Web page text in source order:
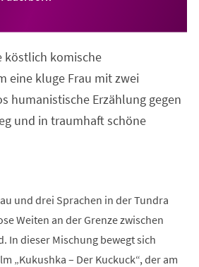
köstlich komische
eine kluge Frau mit zwei
humanistische Erzählung gegen
und in traumhaft schöne
und drei Sprachen in der Tundra
Weiten an der Grenze zwischen
In dieser Mischung bewegt sich
„Kukushka – Der Kuckuck“, der am